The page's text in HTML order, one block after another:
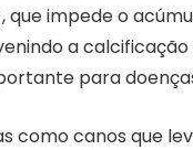
que impede o
a
para
como canos que